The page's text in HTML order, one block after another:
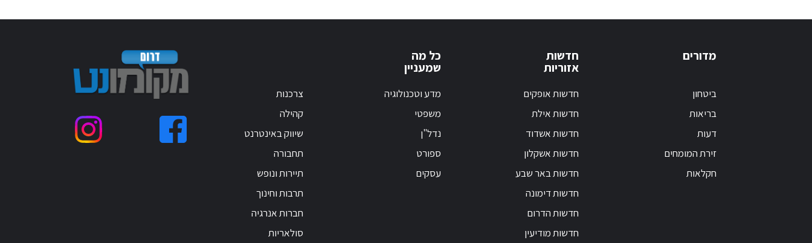
מדורים
ביטחון
בריאות
דעות
זירת המומחים
חקלאות
חדשות
אזוריות
חדשות אופקים
חדשות אילת
חדשות אשדוד
חדשות אשקלון
חדשות באר שבע
חדשות דימונה
חדשות הדרום
חדשות מודיעין
כל מה
שמעניין
מדע וטכנולוגיה
משפטי
נדל"ן
ספורט
עסקים
צרכנות
קהילה
שיווק באינטרנט
תחבורה
תיירות ונופש
תרבות וחינוך
חברות אנרגיה
סולאריות